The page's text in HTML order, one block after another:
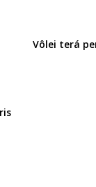
Vôlei terá